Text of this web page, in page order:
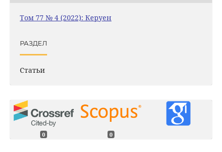
Том 77 № 4 (2022): Керуен
РАЗДЕЛ
Статьи
0 0